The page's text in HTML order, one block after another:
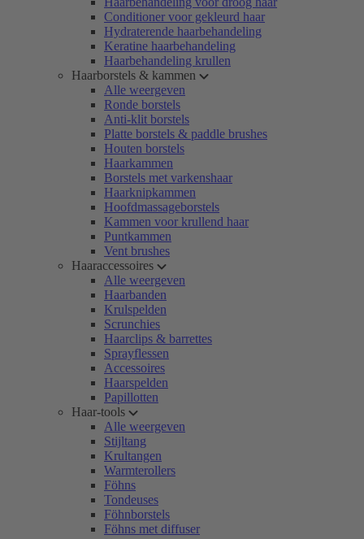
Conditioner voor gekleurd haar
Hydraterende haarbehandeling
Keratine haarbehandeling
Haarbehandeling krullen
Haarborstels & kammen
Alle weergeven
Ronde borstels
Anti-klit borstels
Platte borstels & paddle brushes
Houten borstels
Haarkammen
Borstels met varkenshaar
Haarknipkammen
Hoofdmassageborstels
Kammen voor krullend haar
Puntkammen
Vent brushes
Haaraccessoires
Alle weergeven
Haarbanden
Krulspelden
Scrunchies
Haarclips & barrettes
Sprayflessen
Accessoires
Haarspelden
Papillotten
Haar-tools
Alle weergeven
Stijltang
Krultangen
Warmterollers
Föhns
Tondeuses
Föhnborstels
Föhns met diffuser